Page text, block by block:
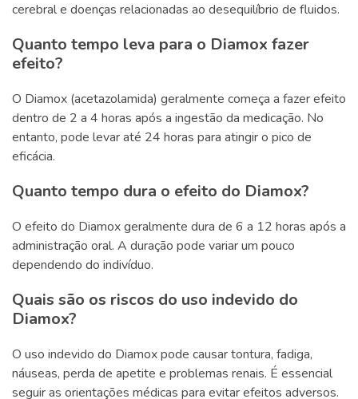
cerebral e doenças relacionadas ao desequilíbrio de fluidos.
Quanto tempo leva para o Diamox fazer
efeito?
O Diamox (acetazolamida) geralmente começa a fazer efeito
dentro de 2 a 4 horas após a ingestão da medicação. No
entanto, pode levar até 24 horas para atingir o pico de
eficácia.
Quanto tempo dura o efeito do Diamox?
O efeito do Diamox geralmente dura de 6 a 12 horas após a
administração oral. A duração pode variar um pouco
dependendo do indivíduo.
Quais são os riscos do uso indevido do
Diamox?
O uso indevido do Diamox pode causar tontura, fadiga,
náuseas, perda de apetite e problemas renais. É essencial
seguir as orientações médicas para evitar efeitos adversos.